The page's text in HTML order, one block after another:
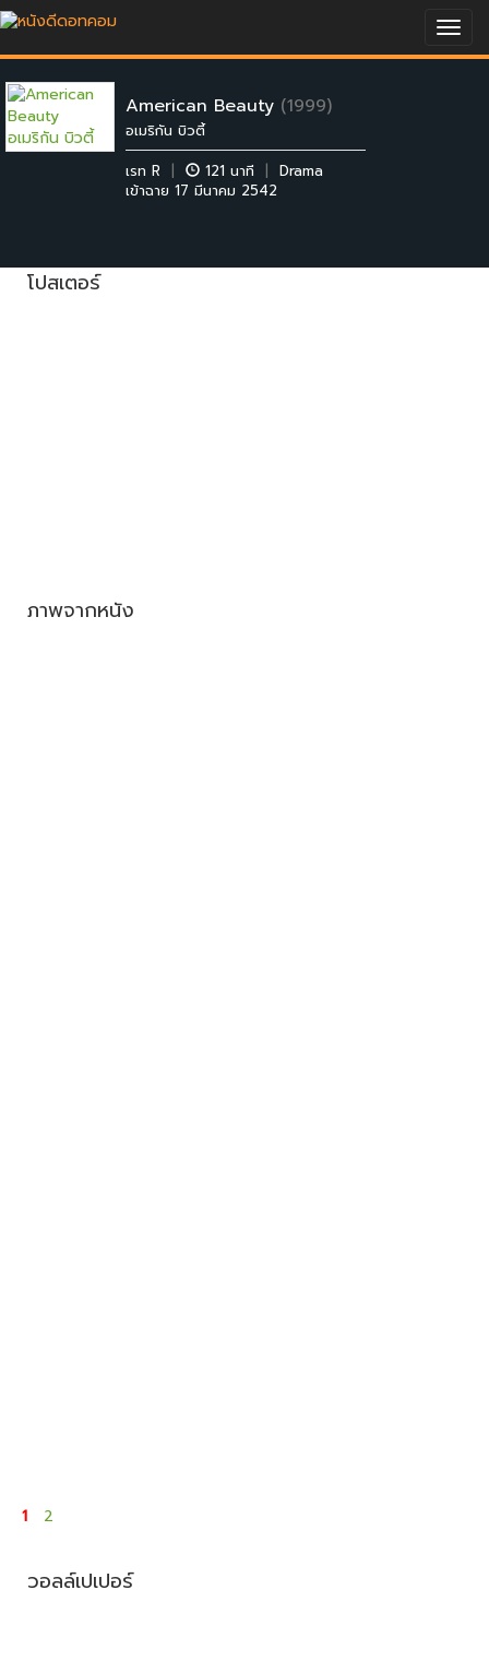
American Beauty (1999)
อเมริกัน บิวตี้
เรท R
| 121 นาที | Drama
เข้าฉาย 17 มีนาคม 2542
โปสเตอร์
ภาพจากหนัง
1 2
วอลล์เปเปอร์